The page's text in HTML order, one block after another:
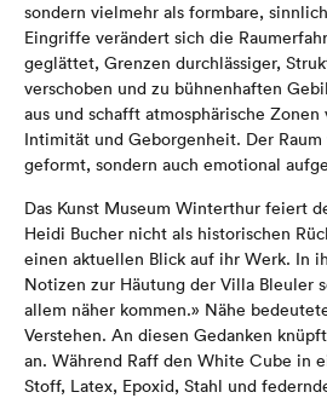
sondern vielmehr als formbare,
Eingriffe verändert sich die
geglättet, Grenzen durchlässiger,
verschoben und zu bühnenhaften
aus und schafft atmosphärische
Intimität und Geborgenheit. Der
geformt, sondern auch emotional
Das Kunst Museum Winterthur feiert
Heidi Bucher nicht als historischen
einen aktuellen Blick auf ihr Werk. In
Notizen zur Häutung der Villa Bleuler
allem näher kommen.» Nähe
Verstehen. An diesen Gedanken
an. Während Raff den White Cube in
Stoff, Latex, Epoxid, Stahl und